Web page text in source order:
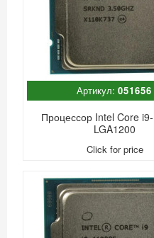
Артикул:051656
Процессор Intel Core
LGA1200
Click for price